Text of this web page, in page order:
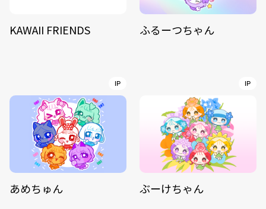
KAWAII FRIENDS ふるーつちゃん
IP
あめちゅん
IP
ぶーけちゃん